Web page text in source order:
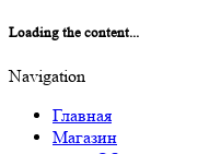
Loading the content...
Navigation
Главная
Магазин